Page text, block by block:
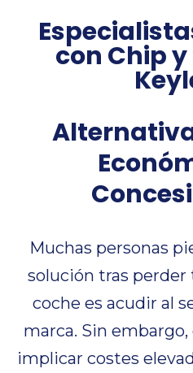
con Chip
Muchas personas
solución tras perder
coche es acudir al
marca. Sin
implicar costes